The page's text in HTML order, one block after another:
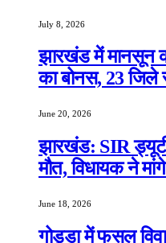
July 8, 2026
झारखंड में मानसून
का बोनस, 23 जिले
June 20, 2026
झारखंड: SIR
मौत, विधायक ने
June 18, 2026
गोड्डा में फसल